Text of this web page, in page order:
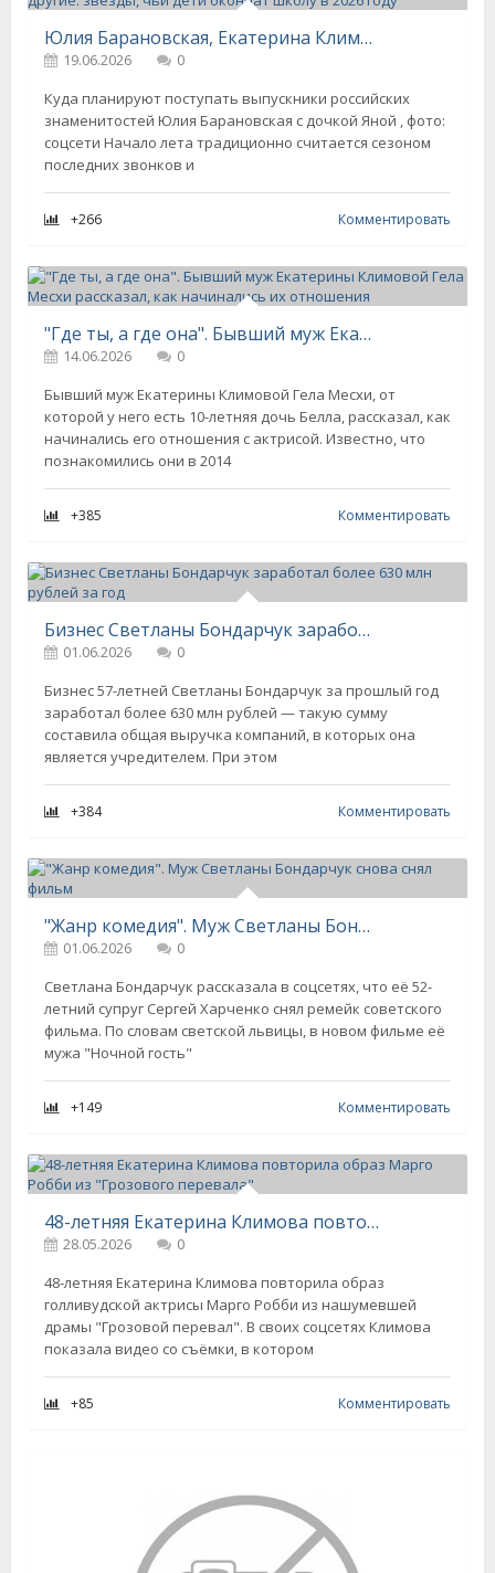
Юлия Барановская, Екатерина Климова, Катя Лель и другие: звезды, чьи дети окончат школу в 2026 году
19.06.2026
0
Куда планируют поступать выпускники российских
знаменитостей Юлия Барановская с дочкой Яной , фото:
соцсети Начало лета традиционно считается сезоном
последних звонков и
+266 Комментировать
"Где ты, а где она". Бывший муж Екатерины Климовой Гела Месхи рассказал, как начинались их отношения
14.06.2026
0
Бывший муж Екатерины Климовой Гела Месхи, от
которой у него есть 10-летняя дочь Белла, рассказал, как
начинались его отношения с актрисой. Известно, что
познакомились они в 2014
+385 Комментировать
Бизнес Светланы Бондарчук заработал более 630 млн рублей за год
01.06.2026
0
Бизнес 57-летней Светланы Бондарчук за прошлый год
заработал более 630 млн рублей — такую сумму
составила общая выручка компаний, в которых она
является учредителем. При этом
+384 Комментировать
"Жанр комедия". Муж Светланы Бондарчук снова снял фильм
01.06.2026
0
Светлана Бондарчук рассказала в соцсетях, что её 52-
летний супруг Сергей Харченко снял ремейк советского
фильма. По словам светской львицы, в новом фильме её
мужа "Ночной гость"
+149 Комментировать
48-летняя Екатерина Климова повторила образ Марго Робби из "Грозового перевала"
28.05.2026
0
48-летняя Екатерина Климова повторила образ
голливудской актрисы Марго Робби из нашумевшей
драмы "Грозовой перевал". В своих соцсетях Климова
показала видео со съёмки, в котором
+85 Комментировать